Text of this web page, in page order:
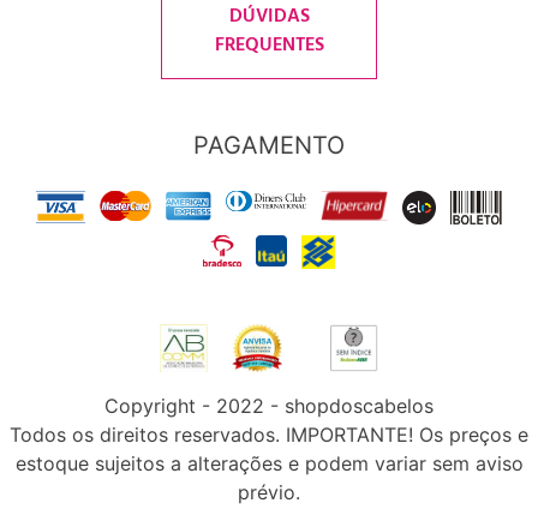
DÚVIDAS
FREQUENTES
PAGAMENTO
Copyright - 2022 - shopdoscabelos
Todos os direitos reservados. IMPORTANTE! Os preços e
estoque sujeitos a alterações e podem variar sem aviso
prévio.